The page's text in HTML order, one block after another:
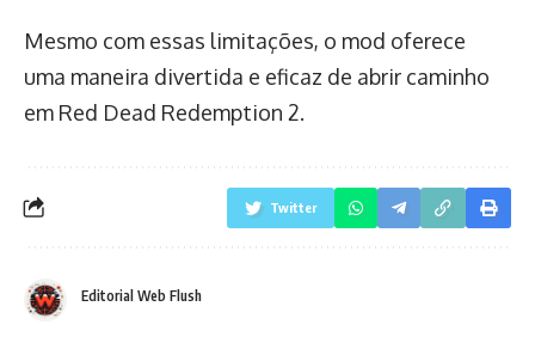
Mesmo com essas limitações, o mod oferece
uma maneira divertida e eficaz de abrir caminho
em Red Dead Redemption 2.
Twitter
Editorial Web Flush